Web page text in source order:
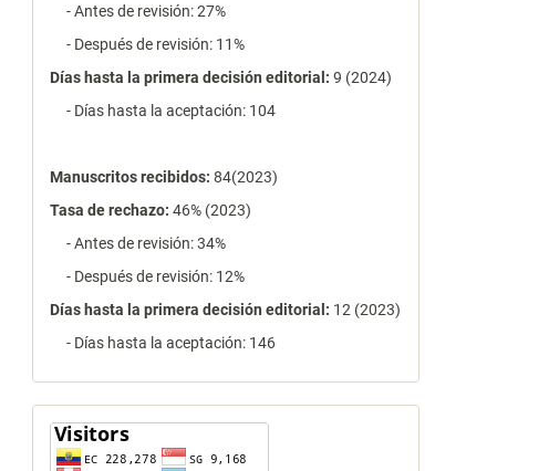
- Antes de revisión: 27%
- Después de revisión: 11%
Días hasta la primera decisión editorial: 9 (2024)
- Días hasta la aceptación: 104
Manuscritos recibidos: 84(2023)
Tasa de rechazo: 46% (2023)
- Antes de revisión: 34%
- Después de revisión: 12%
Días hasta la primera decisión editorial: 12 (2023)
- Días hasta la aceptación: 146
contador